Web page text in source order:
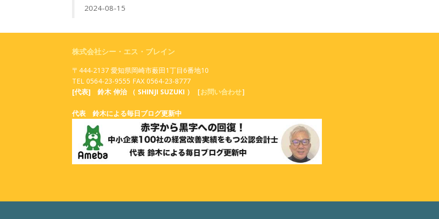
2024-08-15
株式会社シー・エス・ブレイン
〒444-2137 愛知県岡崎市薮田1丁目6番地10
TEL 0564-23-9555 FAX 0564-23-8777
[代表] 鈴木 伸治 （ SHINJI SUZUKI ）［お問い合わせ］
代表 鈴木による毎日ブログ更新中